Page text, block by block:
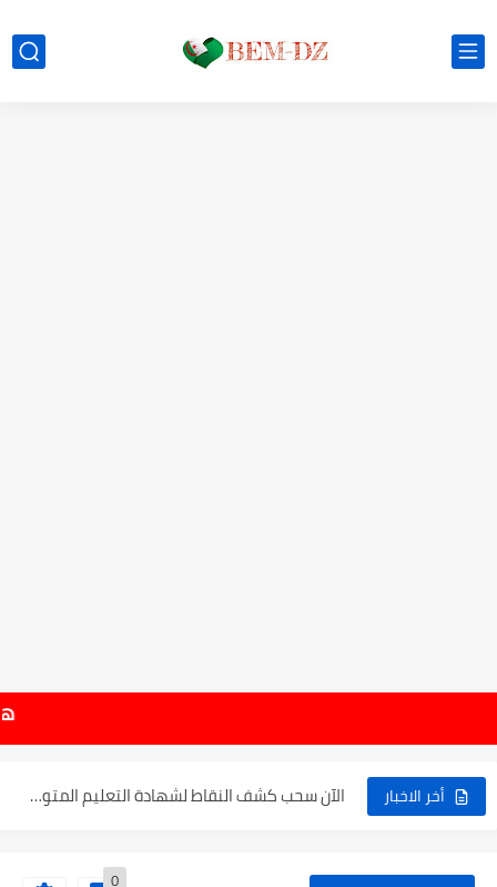
هام :
أخر الاخبار
الإعلان عن نتائج بكالوريا 2025 في الجزائر يوم 20...
الآن سحب كشف النقاط لشهادة التعليم المتوسط 2025
0